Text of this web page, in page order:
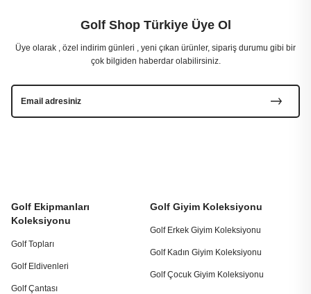
Golf Ekipmanları
Koleksiyonu
Golf Topları
Golf Eldivenleri
Golf Çantası
Golf Giyim Koleksiyonu
Golf Erkek Giyim Koleksiyonu
Golf Kadın Giyim Koleksiyonu
Golf Çocuk Giyim Koleksiyonu
Golf Shop Türkiye Üye Ol
Üye olarak , özel indirim günleri , yeni çıkan ürünler, sipariş durumu gibi bir
çok bilgiden haberdar olabilirsiniz.